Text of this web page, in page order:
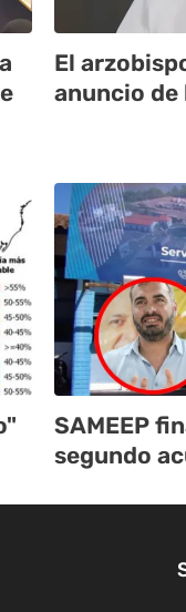
El
anuncio de
SAMEEP
segundo